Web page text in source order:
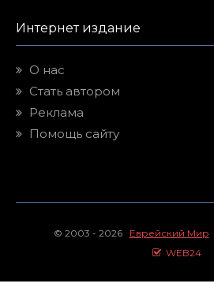
Интернет издание
О нас
Стать автором
Реклама
Помощь сайту
© 2003 - 2026 Еврейский Мир
WEB24